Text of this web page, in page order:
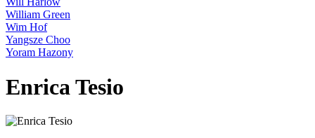
William Green
Wim Hof
Yangsze Choo
Yoram Hazony
Enrica Tesio